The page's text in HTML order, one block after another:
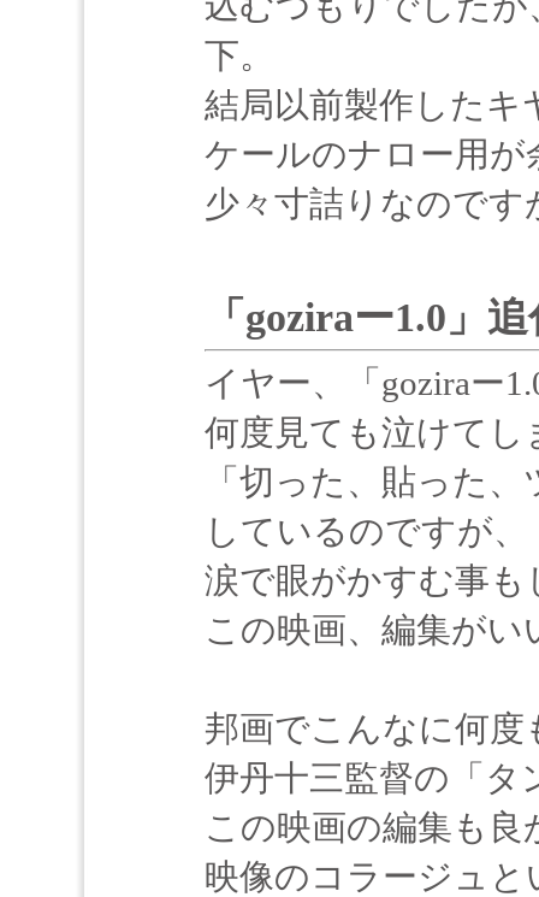
下。
結局以前製作したキ
ケールのナロー用
少々寸詰りなので
「goziraー1.0」
イヤー、「goziraー
何度見ても泣けてし
「切った、貼った
しているのですが、
涙で眼がかすむ事も
この映画、編集がい
邦画でこんなに何
伊丹十三監督の「タ
この映画の編集も良
映像のコラージュ